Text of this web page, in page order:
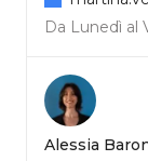
Da Lunedì al
Alessia